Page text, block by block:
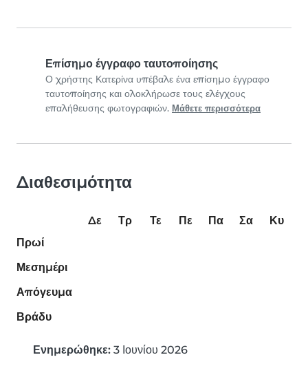
Επίσημο έγγραφο ταυτοποίησης
Ο χρήστης Κατερίνα υπέβαλε ένα επίσημο έγγραφο
ταυτοποίησης και ολοκλήρωσε τους ελέγχους
επαλήθευσης φωτογραφιών. Μάθετε περισσότερα
Διαθεσιμότητα
Δε Τρ Τε Πε Πα Σα
Κυ
Πρωί
Μεσημέρι
Απόγευμα
Βράδυ
Ενημερώθηκε: 3 Ιουνίου 2026